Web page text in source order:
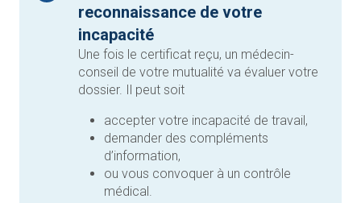
reconnaissance de votre
incapacité
Une fois le certificat reçu, un médecin-
conseil de votre mutualité va évaluer votre
dossier. Il peut soit
accepter votre incapacité de travail,
demander des compléments
d’information,
ou vous convoquer à un contrôle
médical.